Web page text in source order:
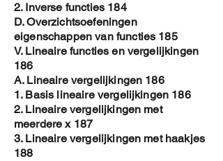
2. Inverse functies 184
D. Overzichtsoefeningen
eigenschappen van functies 185
V. Lineaire functies en vergelijkingen
186
A. Lineaire vergelijkingen 186
1. Basis lineaire vergelijkingen 186
2. Lineaire vergelijkingen met
meerdere x 187
3. Lineaire vergelijkingen met haakjes
188